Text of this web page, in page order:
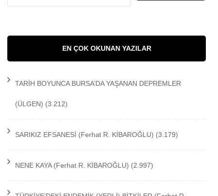
EN ÇOK OKUNAN YAZILAR
TARİH BOYUNCA BURSA’DA YAŞANAN DEPREMLER
(ÜLGEN) (3.212)
SARIKIZ EFSANESİ (Ferhat R. KİBAROĞLU) (3.179)
NENE KAYA (Ferhat R. KİBAROĞLU) (2.997)